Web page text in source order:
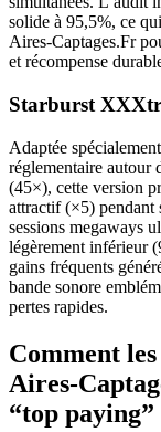
solide à 95,5%, ce
Aires‑Captages.Fr
et récompense
Starburst
Adaptée
réglementaire autour
(45×), cette version
attractif (×5)
sessions megaways
légèrement inférieur
gains fréquents
bande sonore
pertes rapides.
Comment
“top